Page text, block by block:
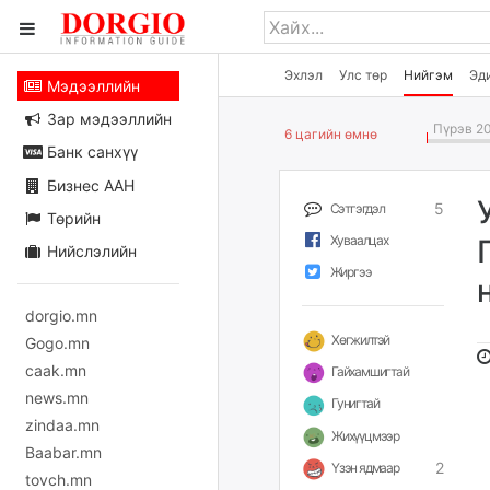
Эхлэл Улс төр Нийгэм
Мэдээллийн
Зар мэдээллийн
Банк санхүү
Бизнес ААН
Төрийн
Нийслэлийн
dorgio.mn
Gogo.mn
caak.mn
news.mn
zindaa.mn
Baabar.mn
tovch.mn
6 цагийн өмнө Пүрэв
Сэтгэгдэл 5
Хуваалцах
Жиргээ
Хөгжилтэй
Гайхамшигтай
Гунигтай
Жихүүцмээр
Үзэн ядмаар
2